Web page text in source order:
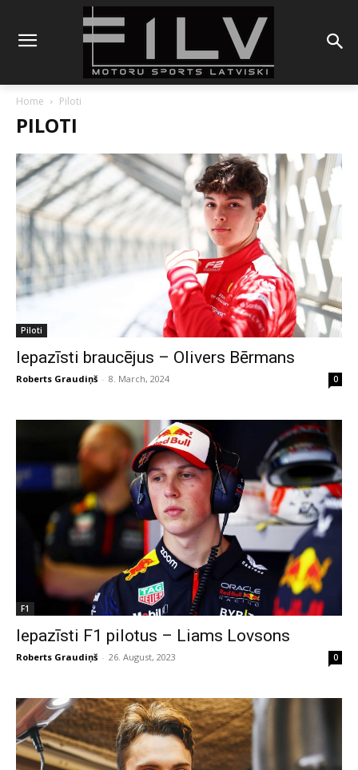
Home Piloti
PILOTI
Piloti
Iepazīsti braucējus – Olivers Bērmans
Roberts Graudiņš - 8. March, 2024 0
F1
Iepazīsti F1 pilotus – Liams Lovsons
Roberts Graudiņš - 26. August, 2023 0